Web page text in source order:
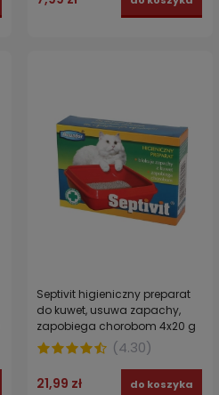
Septivit higieniczny preparat
do kuwet, usuwa zapachy,
zapobiega chorobom 4x20 g
(4.30)
21,99 zł do koszyka